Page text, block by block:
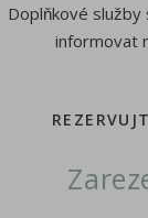
Doplňkové
informovat